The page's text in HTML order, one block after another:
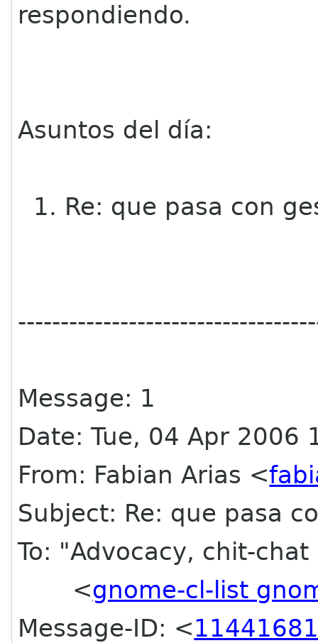
respondiendo.
Asuntos del día:
1. Re: que pasa con
Message: 1
Date: Tue, 04 Apr 2006
From: Fabian Arias <
Subject: Re: que pasa
To: "Advocacy, chit-
<gnome-cl-list
Message-ID: <